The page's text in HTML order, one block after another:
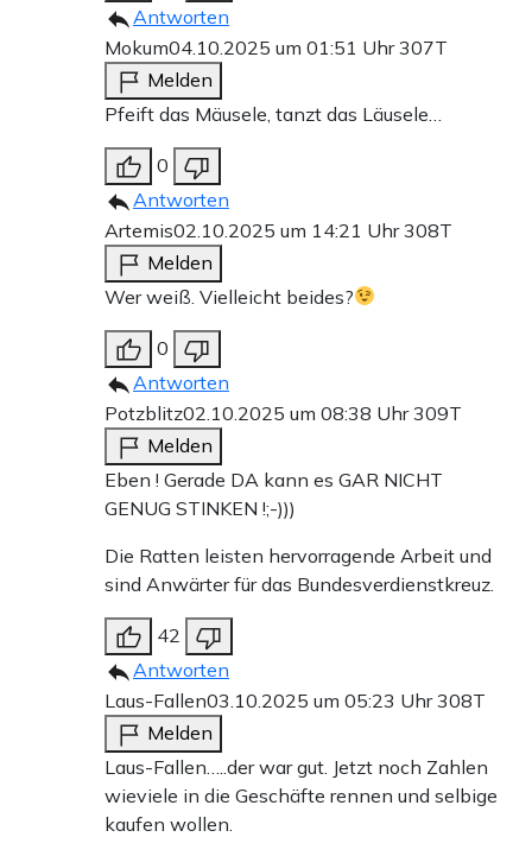
Antworten
Mokum04.10.2025 um 01:51 Uhr307T
Melden
Pfeift das Mäusele, tanzt das Läusele…
0
Antworten
Artemis02.10.2025 um 14:21 Uhr308T
Melden
Wer weiß. Vielleicht beides?
0
Antworten
Potzblitz02.10.2025 um 08:38 Uhr309T
Melden
Eben ! Gerade DA kann es GAR NICHT
GENUG STINKEN !;-)))
Die Ratten leisten hervorragende Arbeit und
sind Anwärter für das Bundesverdienstkreuz.
42
Antworten
Laus-Fallen03.10.2025 um 05:23 Uhr308T
Melden
Laus-Fallen…..der war gut. Jetzt noch Zahlen
wieviele in die Geschäfte rennen und selbige
kaufen wollen.